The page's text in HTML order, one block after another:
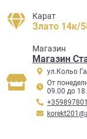
Карат
Злато 14к/
Mагазин
Магазин
ул.Кольо
От
09.00 до